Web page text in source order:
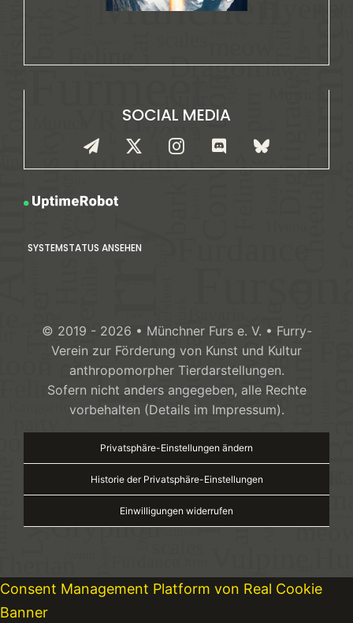
SOCIAL MEDIA
SYSTEMSTATUS ANSEHEN
© 2019 - 2026 • Münchner Furs e. V. • Furry-
Verein zur Förderung von Kunst und Kultur
anthropomorpher Tierdarstellungen.
Sofern nicht anders angegeben, alle Rechte
vorbehalten (Details im Impressum).
Privatsphäre-Einstellungen ändern
Historie der Privatsphäre-Einstellungen
Einwilligungen widerrufen
Consent Management Platform von Real Cookie
Banner